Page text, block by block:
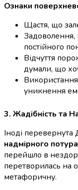
Ознаки
Щастя, що
постійного
Відчуття
думали, що
уникнення
3. Жадібність та
Іноді перевернута
надмірного
перейшло в
перетворилась на
метафоричну.